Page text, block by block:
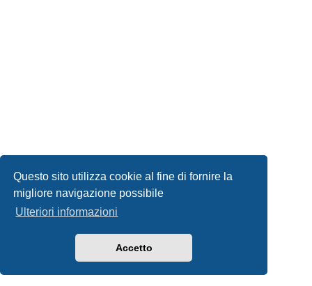
Questo sito utilizza cookie al fine di fornire la
migliore navigazione possibile
Ulteriori informazioni
Accetto